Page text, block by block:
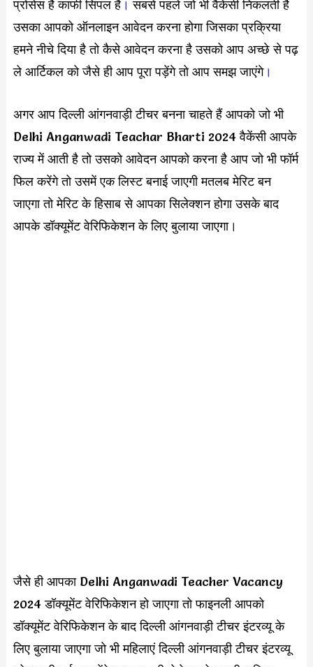
प्रोसेस है काफी सिंपल है। सबसे पहले जो भी वैकेंसी निकलती है
उसका आपको ऑनलाइन आवेदन करना होगा जिसका प्रक्रिया
हमने नीचे दिया है तो कैसे आवेदन करना है उसको आप अच्छे से पढ़
ले आर्टिकल को जैसे ही आप पूरा पड़ेंगे तो आप समझ जाएंगे।
अगर आप दिल्ली आंगनवाड़ी टीचर बनना चाहते हैं आपको जो भी
Delhi Anganwadi Teachar Bharti 2024 वैकेंसी आपके
राज्य में आती है तो उसको आवेदन आपको करना है आप जो भी फॉर्म
फिल करेंगे तो उसमें एक लिस्ट बनाई जाएगी मतलब मेरिट बन
जाएगा तो मेरिट के हिसाब से आपका सिलेक्शन होगा उसके बाद
आपके डॉक्यूमेंट वेरिफिकेशन के लिए बुलाया जाएगा।
जैसे ही आपका Delhi Anganwadi Teacher Vacancy
2024 डॉक्यूमेंट वेरिफिकेशन हो जाएगा तो फाइनली आपको
डॉक्यूमेंट वेरिफिकेशन के बाद दिल्ली आंगनवाड़ी टीचर इंटरव्यू के
लिए बुलाया जाएगा जो भी महिलाएं दिल्ली आंगनवाड़ी टीचर इंटरव्यू